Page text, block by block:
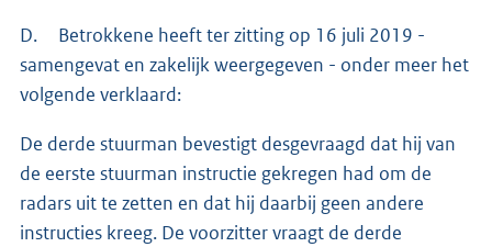
D. Betrokkene heeft ter zitting op 16 juli 2019 -
samengevat en zakelijk weergegeven - onder meer het
volgende verklaard:
De derde stuurman bevestigt desgevraagd dat hij van
de eerste stuurman instructie gekregen had om de
radars uit te zetten en dat hij daarbij geen andere
instructies kreeg. De voorzitter vraagt de derde